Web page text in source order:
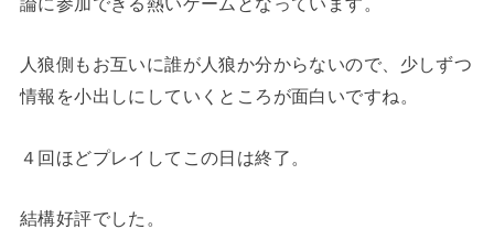
人狼側もお互いに誰が人狼か分からないので、少しずつ
情報を小出しにしていくところが面白いですね。
４回ほどプレイしてこの日は終了。
結構好評でした。